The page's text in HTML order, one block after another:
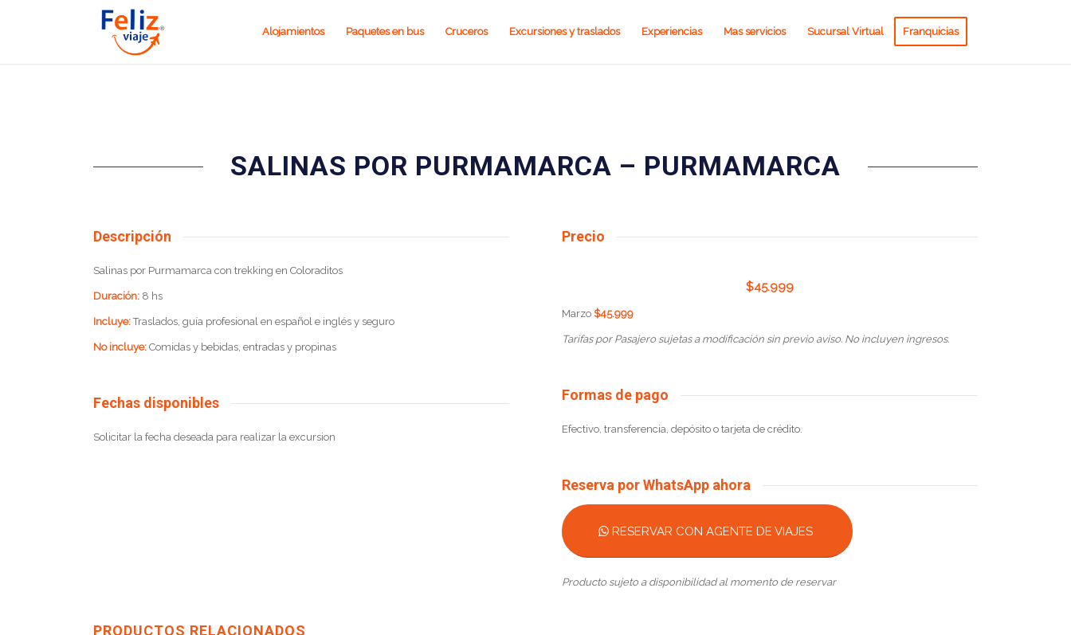
Alojamientos Paquetes en bus Cruceros Excursiones y traslados Experiencias Mas servicios Sucursal Virtual Franquicias
SALINAS POR PURMAMARCA – PURMAMARCA
Descripción
Salinas por Purmamarca con trekking en Coloraditos
Duración: 8 hs
Incluye:Traslados, guía profesional en español e inglés y seguro
Noincluye: Comidas y bebidas, entradas y propinas
Fechas disponibles
Solicitar la fecha deseada para realizar la excursion
Precio
$45.999
Marzo $45.999
Tarifas por Pasajero sujetas a modificación sin previo aviso. No incluyen ingresos.
Formas de pago
Efectivo, transferencia, depósito o tarjeta de crédito.
Reserva por WhatsApp ahora
RESERVAR CON AGENTE DE VIAJES
Producto sujeto a disponibilidad al momento de reservar
PRODUCTOS RELACIONADOS